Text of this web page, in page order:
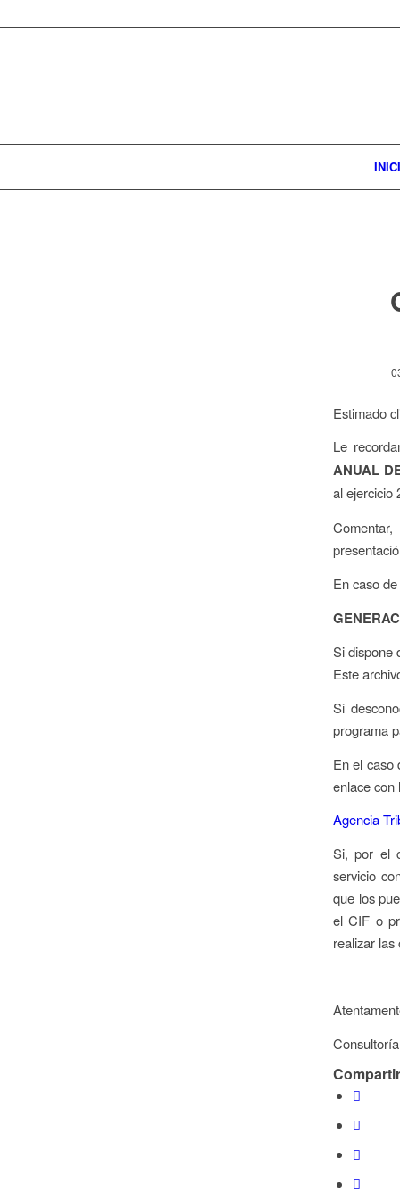
Estimado
Le
ANUAL
al ejercicio
En caso
Si dispone
Este
Si
programa
En el caso
enlace con
Agencia
Si, por el
servicio
que los
el CIF o
realizar las